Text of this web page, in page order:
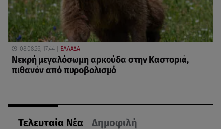
Τελευταία Νέα Δημοφιλή
08.08.26, 17:44 ΕΛΛΑΔΑ
Νεκρή μεγαλόσωμη αρκούδα στην Καστοριά,
πιθανόν από πυροβολισμό